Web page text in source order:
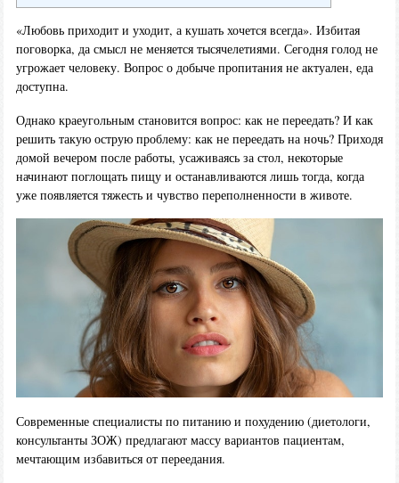
«Любовь приходит и уходит, а кушать хочется всегда». Избитая
поговорка, да смысл не меняется тысячелетиями. Сегодня голод не
угрожает человеку. Вопрос о добыче пропитания не актуален, еда
доступна.
Однако краеугольным становится вопрос: как не переедать? И как
решить такую острую проблему: как не переедать на ночь? Приходя
домой вечером после работы, усаживаясь за стол, некоторые
начинают поглощать пищу и останавливаются лишь тогда, когда
уже появляется тяжесть и чувство переполненности в животе.
Современные специалисты по питанию и похудению (диетологи,
консультанты ЗОЖ) предлагают массу вариантов пациентам,
мечтающим избавиться от переедания.